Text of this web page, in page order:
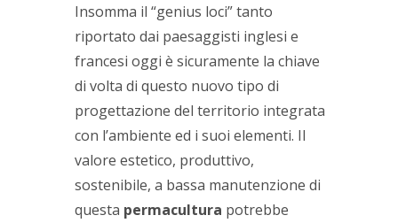
Insomma il “genius loci” tanto
riportato dai paesaggisti inglesi e
francesi oggi è sicuramente la chiave
di volta di questo nuovo tipo di
progettazione del territorio integrata
con l’ambiente ed i suoi elementi. Il
valore estetico, produttivo,
sostenibile, a bassa manutenzione di
questa permacultura potrebbe